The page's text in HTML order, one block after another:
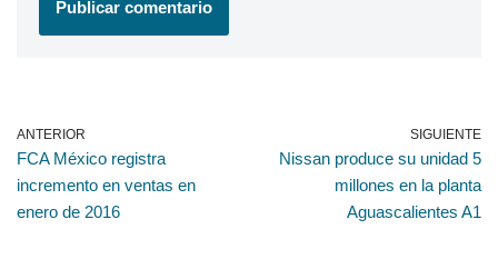
ANTERIOR
FCA México registra
incremento en ventas en
enero de 2016
SIGUIENTE
Nissan produce su unidad 5
millones en la planta
Aguascalientes A1